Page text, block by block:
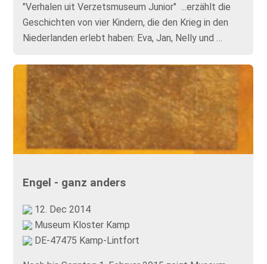
"Verhalen uit Verzetsmuseum Junior" ...erzählt die
Geschichten von vier Kindern, die den Krieg in den
Niederlanden erlebt haben: Eva, Jan, Nelly und …
Engel - ganz anders
12. Dec 2014
Museum Kloster Kamp
DE-47475 Kamp-Lintfort